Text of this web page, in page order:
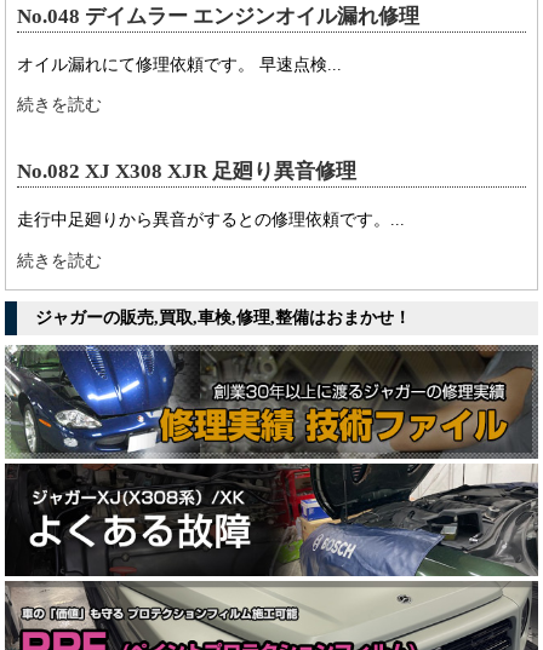
No.048 デイムラー エンジンオイル漏れ修理
オイル漏れにて修理依頼です。 早速点検...
続きを読む
No.082 XJ X308 XJR 足廻り異音修理
走行中足廻りから異音がするとの修理依頼です。...
続きを読む
ジャガーの販売,買取,車検,修理,整備はおまかせ！